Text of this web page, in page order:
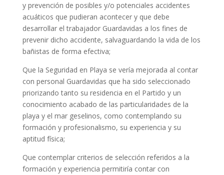
y prevención de posibles y/o potenciales accidentes
acuáticos que pudieran acontecer y que debe
desarrollar el trabajador Guardavidas a los fines de
prevenir dicho accidente, salvaguardando la vida de los
bañistas de forma efectiva;
Que la Seguridad en Playa se vería mejorada al contar
con personal Guardavidas que ha sido seleccionado
priorizando tanto su residencia en el Partido y un
conocimiento acabado de las particularidades de la
playa y el mar geselinos, como contemplando su
formación y profesionalismo, su experiencia y su
aptitud física;
Que contemplar criterios de selección referidos a la
formación y experiencia permitiría contar con